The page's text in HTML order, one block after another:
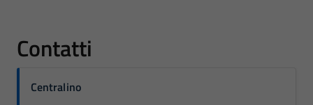
Contatti
Centralino